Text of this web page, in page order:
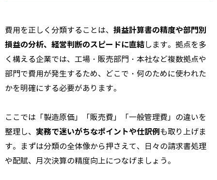
費用を正しく分類することは、 損益計算書の精度や部門別
損益の分析、経営判断のスピードに直結 します。拠点を多
く構える企業では、工場・販売部門・本社など複数拠点や
部門で費用が発生するため、どこで・何のために使われた
かを明確にする必要があります。
ここでは「製造原価」「販売費」「一般管理費」の違いを
整理し、 実務で迷いがちなポイントや仕訳例も取り上げま
す。まずは分類の全体像から押さえて、日々の請求書処理
や配賦、月次決算の精度向上につなげましょう。